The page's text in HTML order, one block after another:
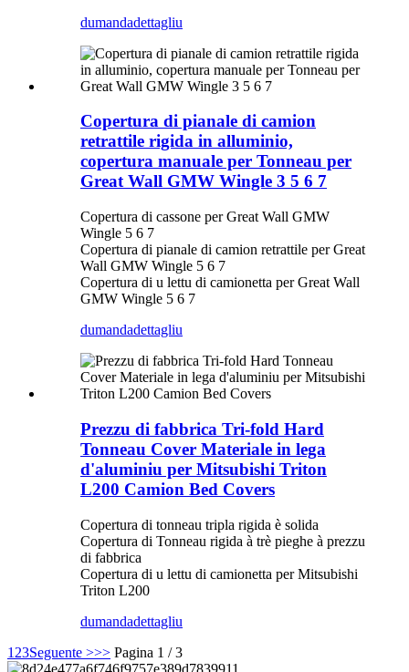
dumandadettagliu
Copertura di pianale di camion
retrattile rigida in alluminio,
copertura manuale per Tonneau per
Great Wall GMW Wingle 3 5 6 7
Copertura di cassone per Great Wall GMW
Wingle 5 6 7
Copertura di pianale di camion retrattile per Great
Wall GMW Wingle 5 6 7
Copertura di u lettu di camionetta per Great Wall
GMW Wingle 5 6 7
dumandadettagliu
Prezzu di fabbrica Tri-fold Hard
Tonneau Cover Materiale in lega
d'aluminiu per Mitsubishi Triton
L200 Camion Bed Covers
Copertura di tonneau tripla rigida è solida
Copertura di Tonneau rigida à trè pieghe à prezzu
di fabbrica
Copertura di u lettu di camionetta per Mitsubishi
Triton L200
dumandadettagliu
1 23Seguente >>> Pagina 1 / 3